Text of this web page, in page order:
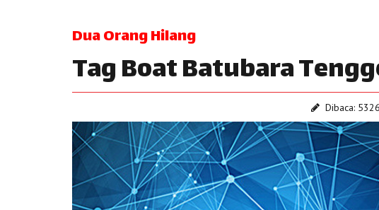
Dua Orang Hilang
Tag Boat Batubara
Dibaca: